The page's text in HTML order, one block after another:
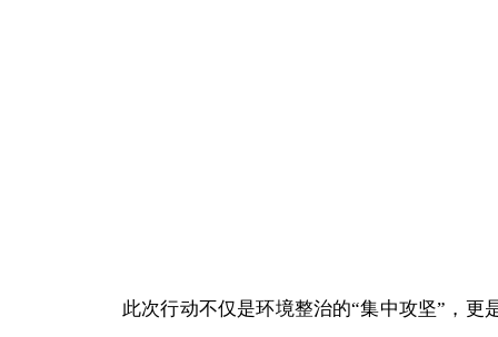
此次行动不仅是环境整治的“集中攻坚”，更